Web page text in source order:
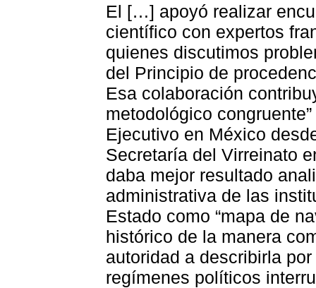
El […] apoyó realizar
científico con expertos
quienes discutimos
del Principio de
Esa colaboración
metodológico
Ejecutivo en México
Secretaría del Virreinato
daba mejor resultado
administrativa de las
Estado como “mapa de
histórico de la manera
autoridad a describirla
regímenes políticos